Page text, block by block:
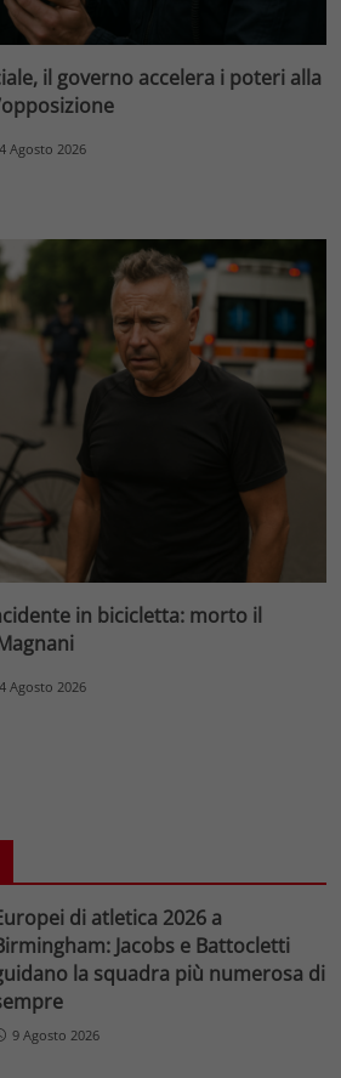
il governo accelera i poteri alla
4 Agosto 2026
in bicicletta: morto il
4 Agosto 2026
di atletica 2026 a
Jacobs e Battocletti
la squadra più numerosa di
9 Agosto 2026